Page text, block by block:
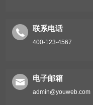
联系电话
400-123-4567
电子邮箱
admin@youweb.com